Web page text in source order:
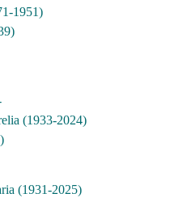
1951)
(1933-2024)
(1931-2025)